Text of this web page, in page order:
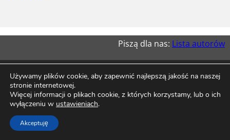
Piszą dla nas: Lista autorów
Używamy plików cookie, aby zapewnić najlepszą jakość na naszej
stronie internetowej.
Więcej informacji o plikach cookie, z których korzystamy, lub o ich
wyłączeniu w ustawieniach.
Akceptuję